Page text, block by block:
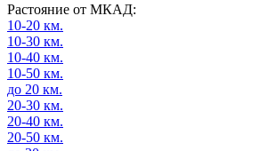
Растояние от МКАД:
10-20 км.
10-30 км.
10-40 км.
10-50 км.
до 20 км.
20-30 км.
20-40 км.
20-50 км.